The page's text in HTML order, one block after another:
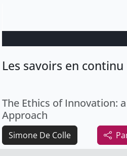
Les savoirs en continu
The Ethics of Innovation:
Approach
Simone De Colle